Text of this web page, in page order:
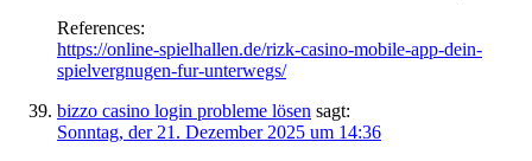
References:
https://online-spielhallen.de/rizk-casino-mobile-app-dein-
spielvergnugen-fur-unterwegs/
bizzo casino login probleme lösen sagt:
Sonntag, der 21. Dezember 2025 um 14:36